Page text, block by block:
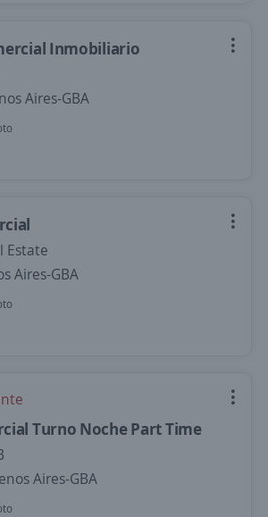
Inmobiliario
Aires-GBA
Estate
Aires-GBA
Turno Noche Part Time
Aires-GBA